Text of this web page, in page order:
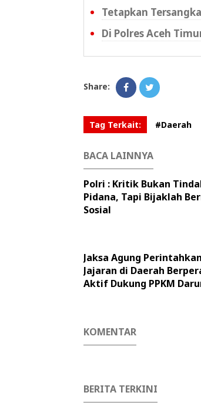
Tetapkan
Di Polres Aceh
Share:
Tag Terkait: #Daerah
BACA LAINNYA
Polri : Kritik Bukan
Pidana, Tapi Bijaklah
Sosial
Jaksa Agung Perintahkan
Jajaran di Daerah
Aktif Dukung PPKM
KOMENTAR
BERITA TERKINI